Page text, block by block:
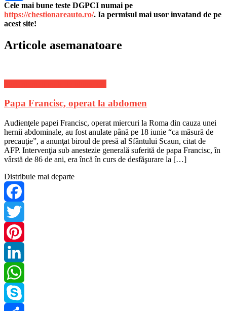
Share
Cele mai bune teste DGPCI numai pe
https://chestionareauto.ro/. Ia permisul mai usor invatand de pe
acest site!
Articole asemanatoare
Papa Francisc, operat la abdomen
Audienţele papei Francisc, operat miercuri la Roma din cauza unei
hernii abdominale, au fost anulate până pe 18 iunie “ca măsură de
precauţie”, a anunţat biroul de presă al Sfântului Scaun, citat de
AFP. Intervenţia sub anestezie generală suferită de papa Francisc, în
vârstă de 86 de ani, era încă în curs de desfăşurare la […]
Distribuie mai departe
Facebook
Twitter
Pinterest
LinkedIn
WhatsApp